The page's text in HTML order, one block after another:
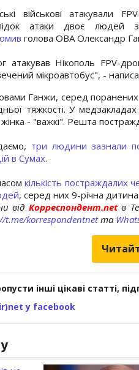
військові атакували
атаки двоє
голова ОВА Олександр
атакував Нікополь FPV-
мікроавтобус", -
Ганжи, серед поранених -
тяжкості. У
жінка - "важкі". Решта
три людини зазнали
в Сумах.
кількість постраждалих
, серед них 9-річна
від Корреспондент.netв
t.me/korrespondentnetта
інші цікаві статті,
у facebook